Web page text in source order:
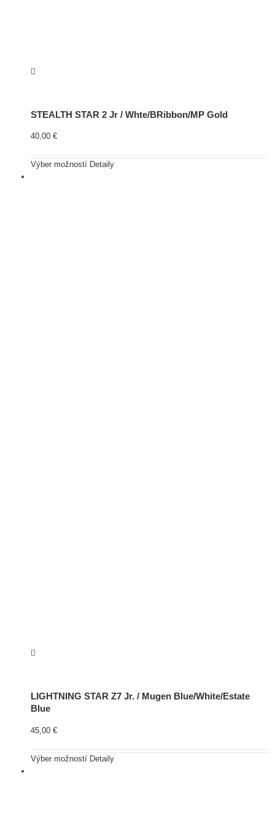
STEALTH STAR 2 Jr / Whte/BRibbon/MP Gold
40,00 €
Výber možností Detaily
LIGHTNING STAR Z7 Jr. / Mugen Blue/White/Estate
Blue
45,00 €
Výber možností Detaily